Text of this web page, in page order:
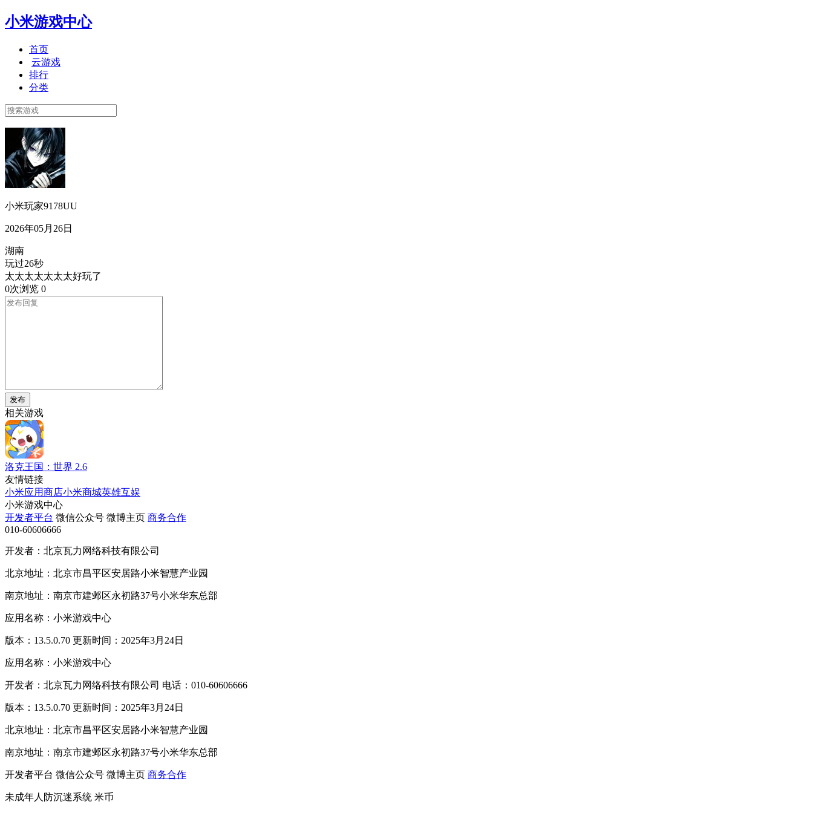
小米游戏中心
首页
云游戏
排行
分类
小米玩家9178UU
2026年05月26日
湖南
玩过26秒
太太太太太太太好玩了
0次浏览 0
发布
相关游戏
洛克王国：世界 2.6
友情链接
小米应用商店小米商城英雄互娱
小米游戏中心
开发者平台 微信公众号 微博主页 商务合作
010-60606666
开发者：北京瓦力网络科技有限公司
北京地址：北京市昌平区安居路小米智慧产业园
南京地址：南京市建邺区永初路37号小米华东总部
应用名称：小米游戏中心
版本：13.5.0.70 更新时间：2025年3月24日
应用名称：小米游戏中心
开发者：北京瓦力网络科技有限公司 电话：010-60606666
版本：13.5.0.70 更新时间：2025年3月24日
北京地址：北京市昌平区安居路小米智慧产业园
南京地址：南京市建邺区永初路37号小米华东总部
开发者平台 微信公众号 微博主页 商务合作
未成年人防沉迷系统 米币